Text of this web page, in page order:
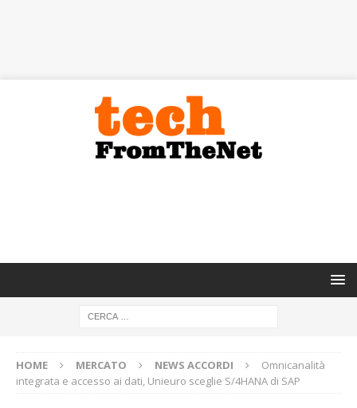
HOME MERCATO NEWS ACCORDI
Omnicanalità
integrata e accesso ai dati, Unieuro sceglie S/4HANA di SAP